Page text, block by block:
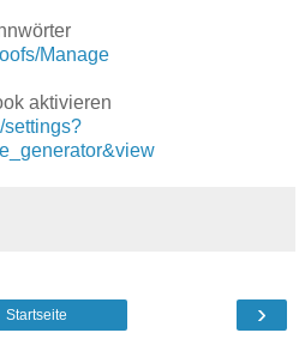
Manage
aktivieren
settings?
›
Startseite